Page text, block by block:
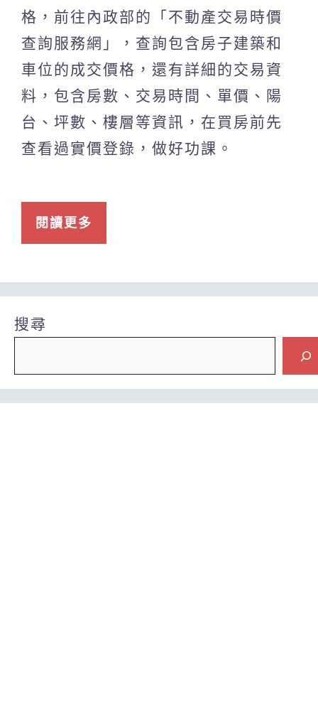
格，前往內政部的「不動產交易時價
查詢服務網」，查詢包含房子建築和
車位的成交價格，還有詳細的交易資
料，包含房數、交易時間、單價、陽
台、坪數、樓層等資訊，在買房前先
查看過實價登錄，做好功課。
閱讀更多
搜尋